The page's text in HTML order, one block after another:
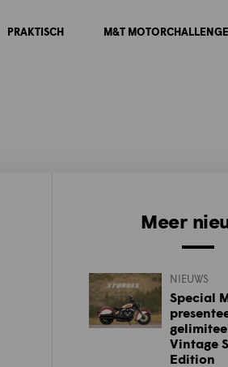
PRAKTISCH
M&T MOTORCHALLENGE
Meer
NIEUWS
Special
Vintage
Edition